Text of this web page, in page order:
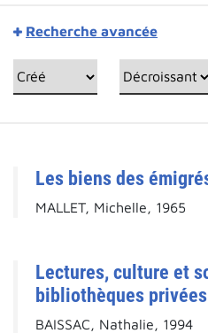
Recherche avancée
Les biens des
MALLET, Michelle, 1965
Lectures, culture et
bibliothèques
BAISSAC, Nathalie, 1994